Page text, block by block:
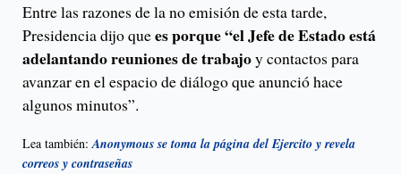
Entre las razones de la no emisión de esta tarde,
Presidencia dijo quees porque “el Jefe de Estado está
adelantando reuniones de trabajoy contactos para
avanzar en el espacio de diálogo que anunció hace
algunos minutos”.
Lea también:Anonymous se toma la página del Ejercito y revela
correos y contraseñas